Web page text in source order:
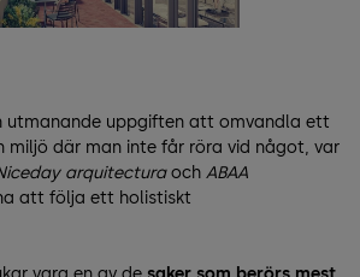
utmanande uppgiften att omvandla ett
miljö där man inte får röra vid något, var
arquitecturaoch ABAA
att följa ett holistiskt